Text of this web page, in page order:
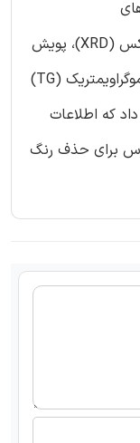
مونتموریلونیت-آهن دار با پراش اشعه ایکس (XRD)، پویش
میکروسکوپی الکترونی (SEM) و آنالیز ترموگراویمتریک (TG)
که اطلاعات
برای حذف رنگ